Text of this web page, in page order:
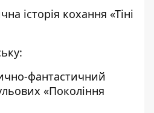
історія кохання «Тіні
фантастичний
«Покоління